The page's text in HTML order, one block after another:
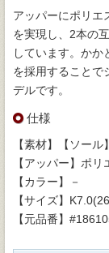
アッパーにポリエ
を実現し、2本の
しています。かか
を採用することで
デルです。
仕様
【素材】【ソー
【アッパー】ポリ
【カラー】－
【サイズ】
【元品番】